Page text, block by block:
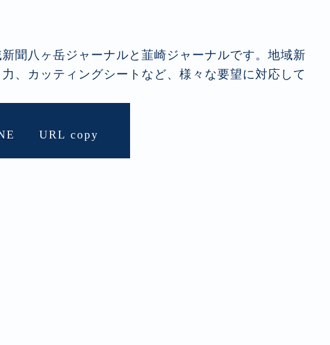
聞八ヶ岳ジャーナルと韮崎ジャーナルです。地域新
、カッティングシートなど、様々な要望に対応して
URL copy